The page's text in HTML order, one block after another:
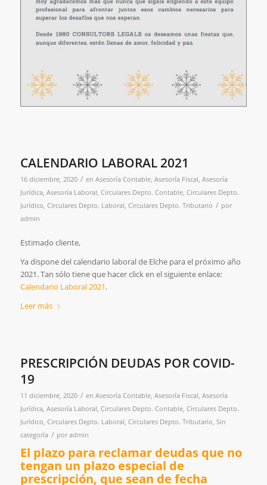
CALENDARIO LABORAL 2021
16 diciembre, 2020 / en Asesoría Contable, Asesoría Fiscal Asesoría
Jurídica, Asesoría Laboral Circulares Depto. Contable, Circulares Depto.
Jurídico Circulares Depto. Laboral Circulares Depto. Tributario / por
admin
Estimado cliente,
Ya dispone del calendario laboral de Elche para el próximo año
2021. Tan sólo tiene que hacer click en el siguiente enlace:
Calendario Laboral 2021.
Leer más
PRESCRIPCIÓN DEUDAS POR COVID-
19
11 diciembre, 2020 / en Asesoría Contable, Asesoría Fiscal, Asesoría
Jurídica, Asesoría Laboral, Circulares Depto. Contable, Circulares Depto.
Jurídico, Circulares Depto. Laboral, Circulares Depto. Tributario, Sin
categoría / poradmin
El plazo para reclamar deudas que no
tengan un plazo especial de
prescripción, que sean de fecha